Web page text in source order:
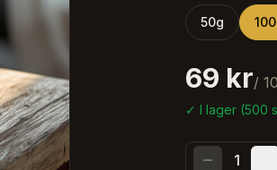
50g 100
69 kr/
✓ I lager (500
1